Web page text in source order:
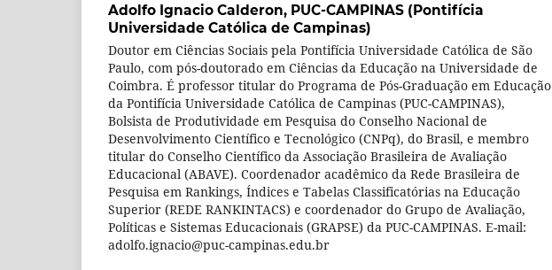
Adolfo Ignacio Calderon, PUC-CAMPINAS (Pontifícia
Universidade Católica de Campinas)
Doutor em Ciências Sociais pela Pontifícia Universidade Católica de São
Paulo, com pós-doutorado em Ciências da Educação na Universidade de
Coimbra. É professor titular do Programa de Pós-Graduação em Educação
da Pontifícia Universidade Católica de Campinas (PUC-CAMPINAS),
Bolsista de Produtividade em Pesquisa do Conselho Nacional de
Desenvolvimento Científico e Tecnológico (CNPq), do Brasil, e membro
titular do Conselho Científico da Associação Brasileira de Avaliação
Educacional (ABAVE). Coordenador acadêmico da Rede Brasileira de
Pesquisa em Rankings, Índices e Tabelas Classificatórias na Educação
Superior (REDE RANKINTACS) e coordenador do Grupo de Avaliação,
Políticas e Sistemas Educacionais (GRAPSE) da PUC-CAMPINAS. E-mail:
adolfo.ignacio@puc-campinas.edu.br